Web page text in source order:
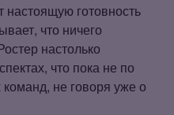
настоящую готовность
что ничего
настолько
что пока не по
не говоря уже о